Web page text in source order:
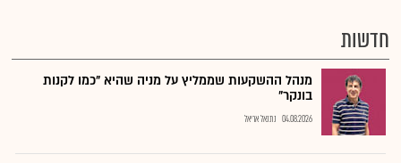
חדשות
מנהל ההשקעות שממליץ על מניה שהיא "כמו לקנות
בונקר"
04.08.2026 נתנאל אריאל